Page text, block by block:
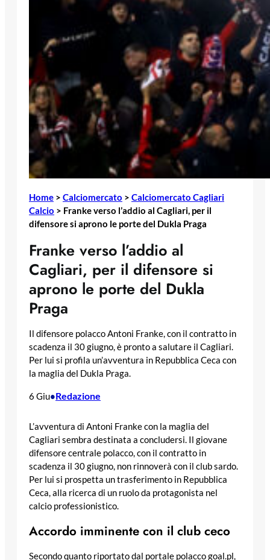
Home > Calciomercato > Calciomercato Cagliari
Calcio > Franke verso l’addio al Cagliari, per il
difensore si aprono le porte del Dukla Praga
Franke verso l’addio al
Cagliari, per il difensore si
aprono le porte del Dukla
Praga
Il difensore polacco Antoni Franke, con il contratto in
scadenza il 30 giugno, è pronto a salutare il Cagliari.
Per lui si profila un’avventura in Repubblica Ceca con
la maglia del Dukla Praga.
6 Giu•Redazione
L’avventura di Antoni Franke con la maglia del
Cagliari sembra destinata a concludersi. Il giovane
difensore centrale polacco, con il contratto in
scadenza il 30 giugno, non rinnoverà con il club sardo.
Per lui si prospetta un trasferimento in Repubblica
Ceca, alla ricerca di un ruolo da protagonista nel
calcio professionistico.
Accordo imminente con il club ceco
Secondo quanto riportato dal portale polacco goal.pl,